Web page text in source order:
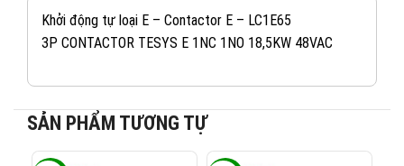
Khởi động tự loại E – Contactor E – LC1E65
3P CONTACTOR TESYS E 1NC 1NO 18,5KW 48VAC
SẢN PHẨM TƯƠNG TỰ